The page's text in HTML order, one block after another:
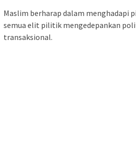
Maslim berharap dalam menghadapi
semua elit pilitik mengedepankan
transaksional.